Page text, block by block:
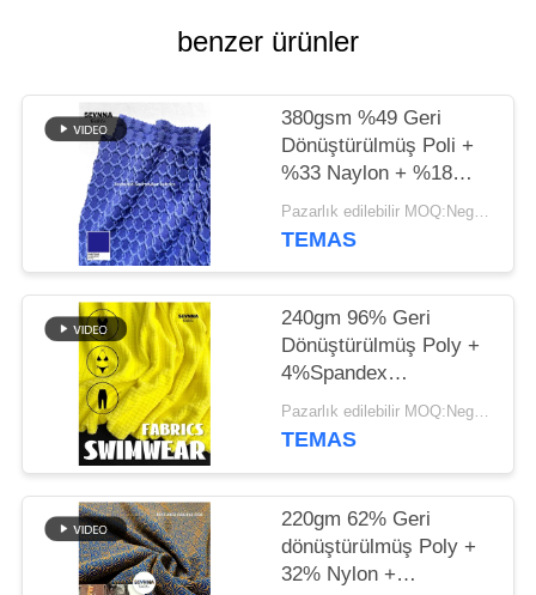
PRIVACY
POLICY
benzer ürünler
380gsm %49 Geri
Dönüştürülmüş Poli +
%33 Naylon + %18
Spandeks Geri
Dönüştürülmüş
Pazarlık edilebilir MOQ:Negotiable
TEMAS
240gm 96% Geri
Dönüştürülmüş Poly +
4%Spandex
Dönüştürülmüş
Polyester Kumaşlar
Pazarlık edilebilir MOQ:Negotiable
TEMAS
220gm 62% Geri
dönüştürülmüş Poly +
32% Nylon +